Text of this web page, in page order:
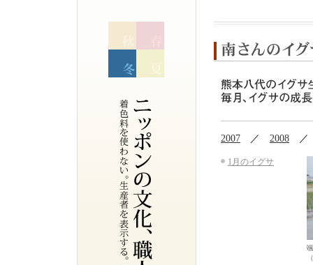
2007 ／ 2008
1月のイグサ